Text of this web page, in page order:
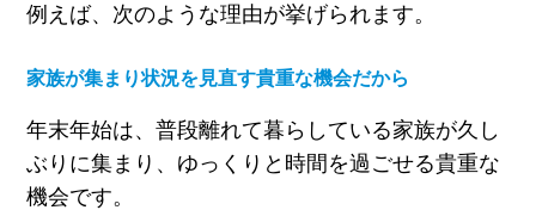
例えば、次のような理由が挙げられます。
家族が集まり状況を見直す貴重な機会だから
年末年始は、普段離れて暮らしている家族が久し
ぶりに集まり、ゆっくりと時間を過ごせる貴重な
機会です。